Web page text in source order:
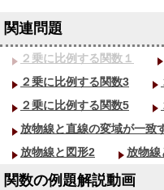
２乗に比例する関数１
２乗に比例する関数3
２乗に比例する関数5
放物線と直線の変域が一致
放物線と図形2
放物線
関数の例題解説動画